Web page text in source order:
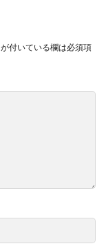
が付いている欄は必須項